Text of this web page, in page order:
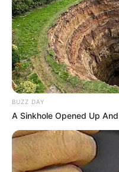
BUZZ DAY
A Sinkhole Opened Up